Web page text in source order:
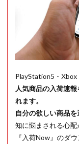
PlayStation5・
人気商品の入荷速
れます。
自分の欲しい商品
知に悩まされる心配
『入荷Now』のダ